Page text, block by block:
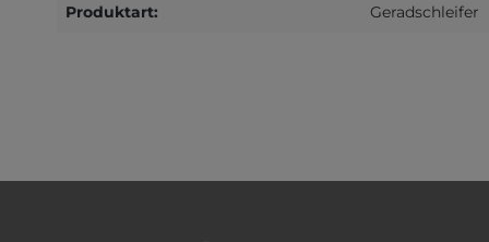
Produktart: Geradschleifer